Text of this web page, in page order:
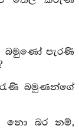
බමුණෝ පැරණි
බමුණන්ගේ
නො බර නම්,